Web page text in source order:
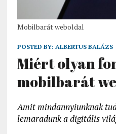
Mobilbarát weboldal
POSTED BY: ALBERTUS BALÁZS
Miért olyan
mobilbarát
Amit mindannyiunknak
lemaradunk a digitális